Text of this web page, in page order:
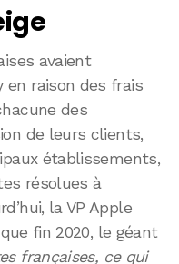
avaient
en raison des frais
des
de leurs clients,
établissements,
résolues à
la VP Apple
fin 2020, le géant
françaises, ce qui